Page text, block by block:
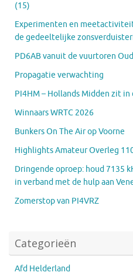
(15)
Experimenten en
de gedeeltelijke
PD6AB vanuit de vuurtoren
Propagatie verwachting
PI4HM – Hollands Midden zit
Winnaars WRTC 2026
Bunkers On The Air op Voorne
Highlights Amateur Overleg
Dringende oproep: houd 7135
in verband met de hulp aan
Zomerstop van PI4VRZ
Categorieën
Afd Helderland